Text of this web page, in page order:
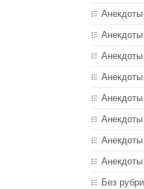
Анекдоты
Анекдоты
Анекдоты
Анекдоты
Без